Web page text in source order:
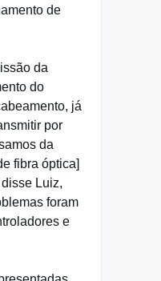
de
da
do
já
por
da
fibra óptica]
Luiz,
foram
e